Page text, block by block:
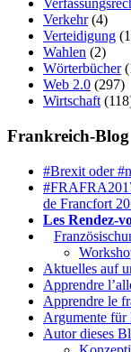
Verkehr(4)
Verteidigung
Wahlen (2)
Wörterbücher
Web 2.0 (297)
Wirtschaft
Frankreich-Blog
#Brexit oder
de Francfort
Les Rendez-
Aktuelles auf
Apprendre
Apprendre le
Argumente für
Autor dieses